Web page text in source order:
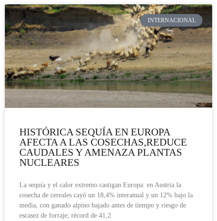
INTERNACIONAL
HISTÓRICA SEQUÍA EN EUROPA
AFECTA A LAS COSECHAS,REDUCE
CAUDALES Y AMENAZA PLANTAS
NUCLEARES
La sequía y el calor extremo castigan Europa: en Austria la
cosecha de cereales cayó un 18,4% interanual y un 12% bajo la
media, con ganado alpino bajado antes de tiempo y riesgo de
escasez de forraje; récord de 41,2